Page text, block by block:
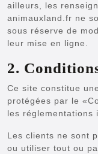
ailleurs, les
animauxland.fr ne
sous réserve de
leur mise en ligne.
2.
Ce site constitue
protégées par le
les réglementations
Les clients ne sont
ou utiliser tout ou